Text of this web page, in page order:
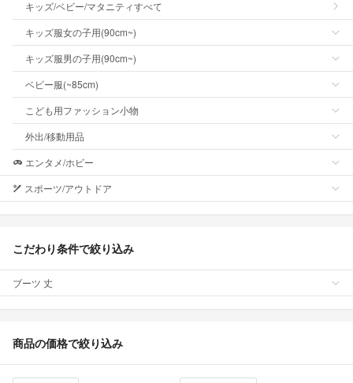
キッズ/ベビー/マタニティすべて
キッズ服女の子用(90cm~)
キッズ服男の子用(90cm~)
ベビー服(~85cm)
こども用ファッション小物
外出/移動用品
エンタメ/ホビー
スポーツ/アウトドア
こだわり条件で絞り込み
ブーツ 丈
商品の価格で絞り込み